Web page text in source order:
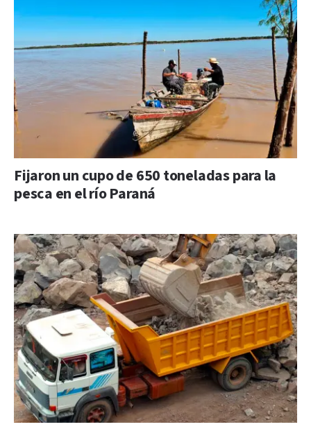
Fijaron un cupo de 650 toneladas para la
pesca en el río Paraná